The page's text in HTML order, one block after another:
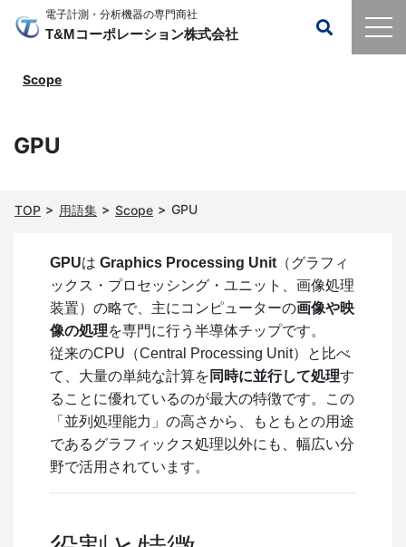
電子計測・分析機器の専門商社
T&Mコーポレーション株式会社
Scope
GPU
TOP 用語集 Scope GPU
GPUは Graphics Processing Unit （グラフィ
ックス・プロセッシング・ユニット、画像処理
装置）の略で、主にコンピューターの画像や映
像の処理を専門に行う半導体チップです。
従来のCPU（Central Processing Unit）と比べ
て、大量の単純な計算を 同時に並行して処理す
ることに優れているのが最大の特徴です。この
「並列処理能力」の高さから、もともとの用途
であるグラフィックス処理以外にも、幅広い分
野で活用されています。